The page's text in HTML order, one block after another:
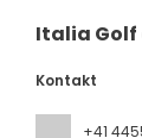
Italia Golf
Kontakt
+41